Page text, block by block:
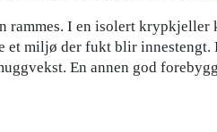
rammes. I en isolert krypkjeller
et miljø der fukt blir innestengt.
En annen god